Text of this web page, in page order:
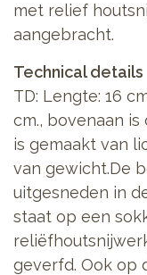
met relief
aangebracht.
Technical details
TD: Lengte: 16
cm., bovenaan
is gemaakt van
van gewicht.De
uitgesneden in
staat op een
geverfd. Ook op